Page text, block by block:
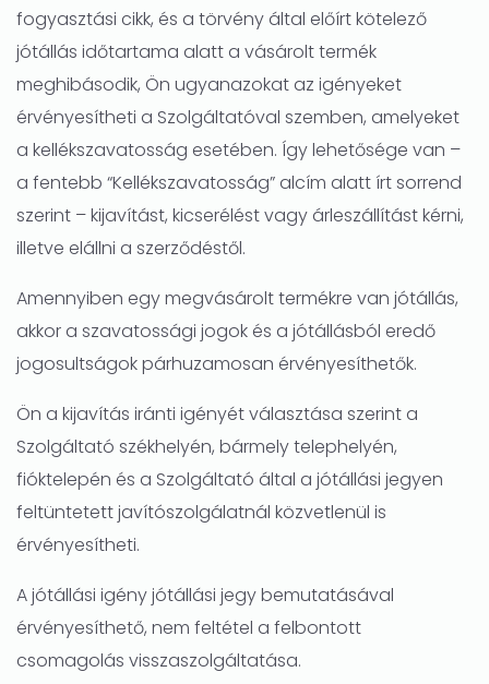
fogyasztási cikk, és a törvény által előírt kötelező
jótállás időtartama alatt a vásárolt termék
meghibásodik, Ön ugyanazokat az igényeket
érvényesítheti a Szolgáltatóval szemben, amelyeket
a kellékszavatosság esetében. Így lehetősége van –
a fentebb “Kellékszavatosság” alcím alatt írt sorrend
szerint – kijavítást, kicserélést vagy árleszállítást kérni,
illetve elállni a szerződéstől.
Amennyiben egy megvásárolt termékre van jótállás,
akkor a szavatossági jogok és a jótállásból eredő
jogosultságok párhuzamosan érvényesíthetők.
Ön a kijavítás iránti igényét választása szerint a
Szolgáltató székhelyén, bármely telephelyén,
fióktelepén és a Szolgáltató által a jótállási jegyen
feltüntetett javítószolgálatnál közvetlenül is
érvényesítheti.
A jótállási igény jótállási jegy bemutatásával
érvényesíthető, nem feltétel a felbontott
csomagolás visszaszolgáltatása.